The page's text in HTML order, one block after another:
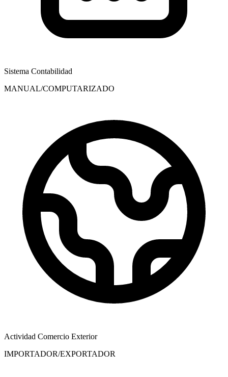
Sistema Contabilidad
MANUAL/COMPUTARIZADO
Actividad Comercio Exterior
IMPORTADOR/EXPORTADOR